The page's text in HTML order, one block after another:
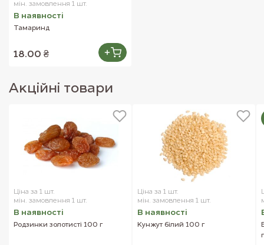
мін. замовлення 1 шт.
В наявностi
Тамаринд
18.00 ₴
Акцiйнi товари
Ціна за 1 шт.
мін. замовлення 1 шт.
В наявностi
Родзинки золотисті 100 г
Ціна за 1 шт.
мін. замовлення 1 шт.
В наявностi
Кунжут білий 100 г